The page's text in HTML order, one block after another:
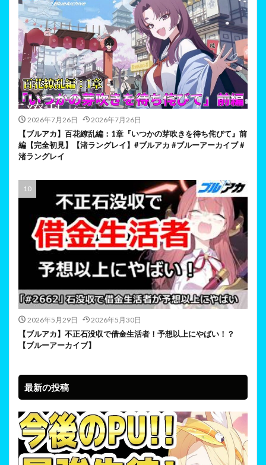
2026年7月26日 2026年7月26日
【ブルアカ】百花繚乱編：1章『いつかの芽吹きを待ち侘びて』前
編【完全初見】【渚ラングレイ】#ブルアカ #ブルーアーカイブ #
渚ラングレイ
2026年5月29日 2026年5月30日
【ブルアカ】不正石没収で借金生活者！予想以上にやばい！？
【ブルーアーカイブ】
最新の投稿